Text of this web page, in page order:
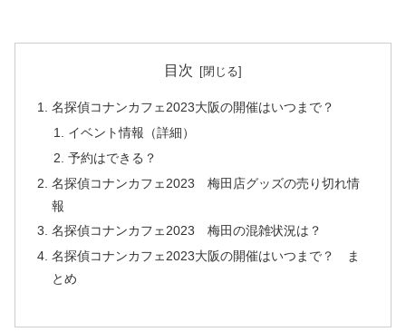
目次
名探偵コナンカフェ2023大阪の開催はいつまで？
イベント情報（詳細）
予約はできる？
名探偵コナンカフェ2023 梅田店グッズの売り切れ情
報
名探偵コナンカフェ2023 梅田の混雑状況は？
名探偵コナンカフェ2023大阪の開催はいつまで？ ま
とめ